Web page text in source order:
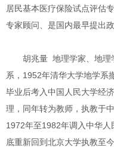
居民基本医疗保险试点评估
专家顾问、是国内最早提出
胡兆量 地理学家、地理
系，1952年清华大学地学系
毕业后考入中国人民大学经
理，同年转为教师，执教于
1972年至1982年调入中华
底重新回到北京大学执教至